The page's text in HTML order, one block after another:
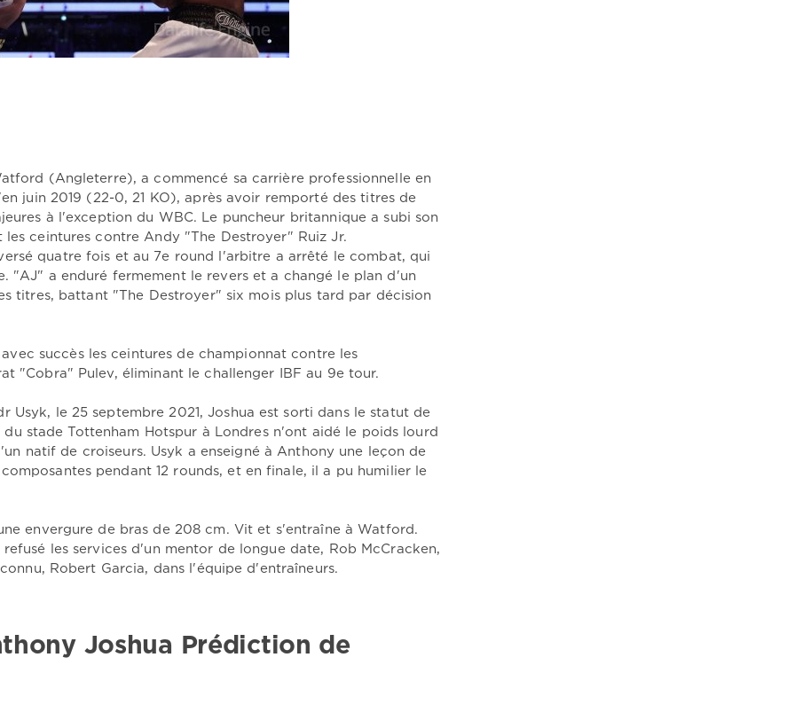
(Angleterre), a commencé sa carrière professionnelle en
juin 2019 (22-0, 21 KO), après avoir remporté des titres de
à l'exception du WBC. Le puncheur britannique a subi son
ceintures contre Andy "The Destroyer" Ruiz Jr.
quatre fois et au 7e round l'arbitre a arrêté le combat, qui
"AJ" a enduré fermement le revers et a changé le plan d'un
titres, battant "The Destroyer" six mois plus tard par décision
succès les ceintures de championnat contre les
"Cobra" Pulev, éliminant le challenger IBF au 9e tour.
Usyk, le 25 septembre 2021, Joshua est sorti dans le statut de
stade Tottenham Hotspur à Londres n'ont aidé le poids lourd
natif de croiseurs. Usyk a enseigné à Anthony une leçon de
pendant 12 rounds, et en finale, il a pu humilier le
envergure de bras de 208 cm. Vit et s'entraîne à Watford.
les services d'un mentor de longue date, Rob McCracken,
Robert Garcia, dans l'équipe d'entraîneurs.
Joshua Prédiction de